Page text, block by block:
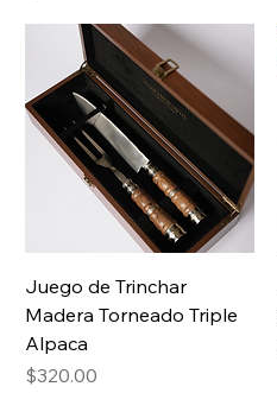
Juego de Trinchar
Madera Torneado Triple
Alpaca
Price
$320.00